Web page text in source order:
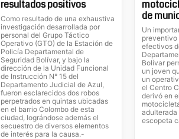
resultados positivos
Como resultado de una exhaustiva
investigación desarrollada por
personal del Grupo Táctico
Operativo (GTO) de la Estación de
Policía Departamental de
Seguridad Bolívar, y bajo la
dirección de la Unidad Funcional
de Instrucción N° 15 del
Departamento Judicial de Azul,
fueron esclarecidos dos robos
perpetrados en quintas ubicadas
en el barrio Colombo de esta
ciudad, lográndose además el
secuestro de diversos elementos
de interés para la causa.-
de
Un
preventivo
efectivos
Bolívar
un joven
un
el Centro
derivó en
escopeta